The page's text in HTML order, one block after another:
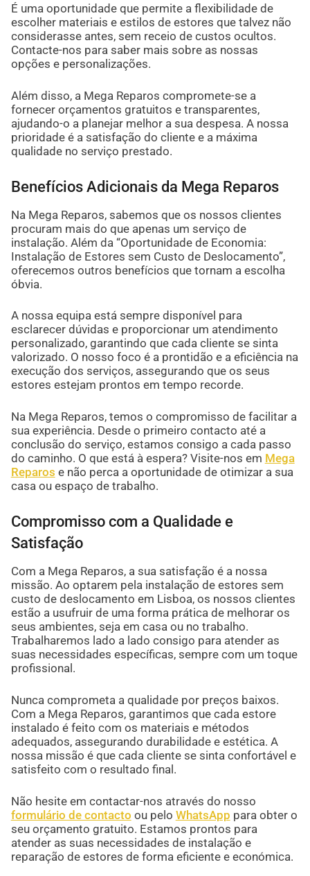
É uma oportunidade que permite a flexibilidade de
escolher materiais e estilos de estores que talvez não
considerasse antes, sem receio de custos ocultos.
Contacte-nos para saber mais sobre as nossas
opções e personalizações.
Além disso, a Mega Reparos compromete-se a
fornecer orçamentos gratuitos e transparentes,
ajudando-o a planejar melhor a sua despesa. A nossa
prioridade é a satisfação do cliente e a máxima
qualidade no serviço prestado.
Benefícios Adicionais da Mega Reparos
Na Mega Reparos, sabemos que os nossos clientes
procuram mais do que apenas um serviço de
instalação. Além da “Oportunidade de Economia:
Instalação de Estores sem Custo de Deslocamento”,
oferecemos outros benefícios que tornam a escolha
óbvia.
A nossa equipa está sempre disponível para
esclarecer dúvidas e proporcionar um atendimento
personalizado, garantindo que cada cliente se sinta
valorizado. O nosso foco é a prontidão e a eficiência na
execução dos serviços, assegurando que os seus
estores estejam prontos em tempo recorde.
Na Mega Reparos, temos o compromisso de facilitar a
sua experiência. Desde o primeiro contacto até a
conclusão do serviço, estamos consigo a cada passo
do caminho. O que está à espera? Visite-nos em Mega
Reparos e não perca a oportunidade de otimizar a sua
casa ou espaço de trabalho.
Compromisso com a Qualidade e
Satisfação
Com a Mega Reparos, a sua satisfação é a nossa
missão. Ao optarem pela instalação de estores sem
custo de deslocamento em Lisboa, os nossos clientes
estão a usufruir de uma forma prática de melhorar os
seus ambientes, seja em casa ou no trabalho.
Trabalharemos lado a lado consigo para atender as
suas necessidades específicas, sempre com um toque
profissional.
Nunca comprometa a qualidade por preços baixos.
Com a Mega Reparos, garantimos que cada estore
instalado é feito com os materiais e métodos
adequados, assegurando durabilidade e estética. A
nossa missão é que cada cliente se sinta confortável e
satisfeito com o resultado final.
Não hesite em contactar-nos através do nosso
formulário de contacto ou pelo WhatsApp para obter o
seu orçamento gratuito. Estamos prontos para
atender as suas necessidades de instalação e
reparação de estores de forma eficiente e económica.